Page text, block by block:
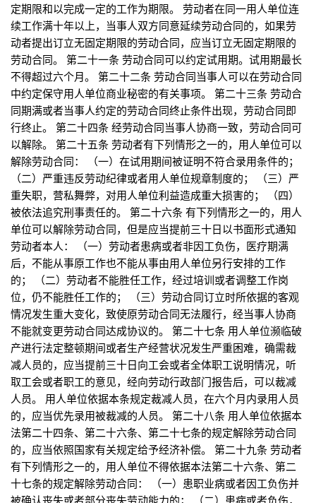
定期限和以完成一定的工作为期限。 劳动者在同一用人单位连
续工作满十年以上，当事人双方同意延续劳动合同的，如果劳
动者提出订立无固定期限的劳动合同，应当订立无固定期限的
劳动合同。 第二十一条 劳动合同可以约定试用期。试用期最长
不得超过六个月。 第二十二条 劳动合同当事人可以在劳动合同
中约定保守用人单位商业秘密的有关事项。 第二十三条 劳动合
同期满或者当事人约定的劳动合同终止条件出现，劳动合同即
行终止。 第二十四条 经劳动合同当事人协商一致，劳动合同可
以解除。 第二十五条 劳动者有下列情形之一的，用人单位可以
解除劳动合同： （一）在试用期间被证明不符合录用条件的；
（二）严重违反劳动纪律或者用人单位规章制度的； （三）严
重失职，营私舞弊，对用人单位利益造成重大损害的； （四）
被依法追究刑事责任的。 第二十六条 有下列情形之一的，用人
单位可以解除劳动合同，但是应当提前三十日以书面形式通知
劳动者本人： （一）劳动者患病或者非因工负伤，医疗期满
后，不能从事原工作也不能从事由用人单位另行安排的工作
的； （二）劳动者不能胜任工作，经过培训或者调整工作岗
位，仍不能胜任工作的； （三）劳动合同订立时所依据的客观
情况发生重大变化，致使原劳动合同无法履行，经当事人协商
不能就变更劳动合同达成协议的。 第二十七条 用人单位濒临破
产进行法定整顿期间或者生产经营状况发生严重困难，确需裁
减人员的，应当提前三十日向工会或者全体职工说明情况，听
取工会或者职工的意见，经向劳动行政部门报告后，可以裁减
人员。 用人单位依据本条规定裁减人员，在六个月内录用人员
的，应当优先录用被裁减的人员。 第二十八条 用人单位依据本
法第二十四条、第二十六条、第二十七条的规定解除劳动合同
的，应当依照国家有关规定给予经济补偿。 第二十九条 劳动者
有下列情形之一的，用人单位不得依据本法第二十六条、第二
十七条的规定解除劳动合同： （一）患职业病或者因工负伤并
被确认丧失或者部分丧失劳动能力的； （二）患病或者负伤，